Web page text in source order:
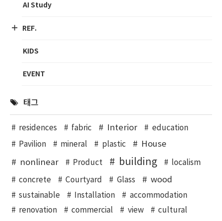
AI Study
REF.
KIDS
EVENT
태그
residences fabric Interior
education
Pavilion
mineral plastic
House
nonlinear
Product building localism
concrete Courtyard Glass wood
sustainable Installation
accommodation
renovation
commercial view cultural